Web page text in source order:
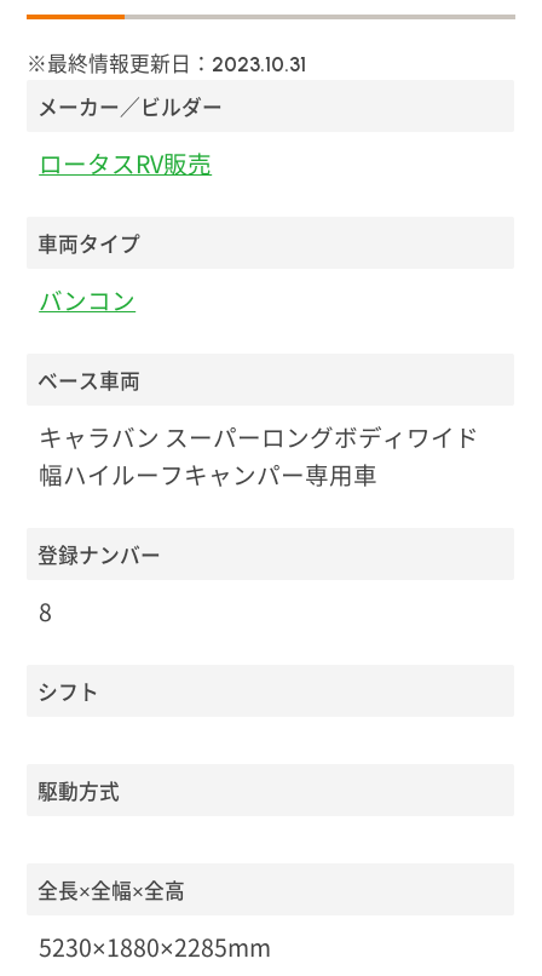
※最終情報更新日： 2023.10.31
メーカー／ビルダー
ロータスRV販売
車両タイプ
バンコン
ベース車両
キャラバン スーパーロングボディワイド
幅ハイルーフキャンパー専用車
登録ナンバー
8
シフト
駆動方式
全長×全幅×全高
5230×1880×2285mm